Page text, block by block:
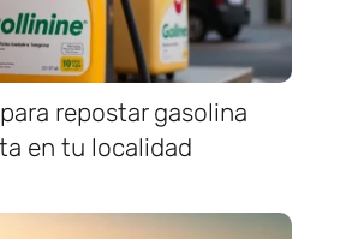
repostar gasolina
en tu localidad